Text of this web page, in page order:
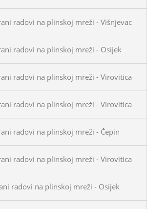
radovi na plinskoj mreži - Višnjevac
radovi na plinskoj mreži - Osijek
radovi na plinskoj mreži - Virovitica
radovi na plinskoj mreži - Virovitica
radovi na plinskoj mreži - Čepin
radovi na plinskoj mreži - Virovitica
radovi na plinskoj mreži - Osijek